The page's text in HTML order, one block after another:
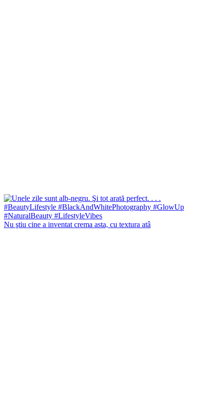
Nu ştiu cine a inventat crema asta, cu textura atâ